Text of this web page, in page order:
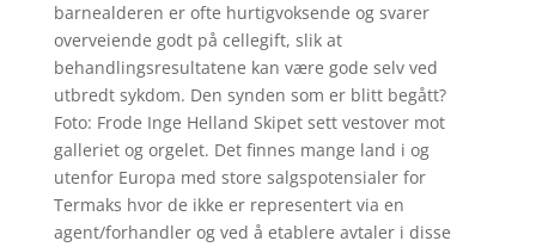
barnealderen er ofte hurtigvoksende og svarer
overveiende godt på cellegift, slik at
behandlingsresultatene kan være gode selv ved
utbredt sykdom. Den synden som er blitt begått?
Foto: Frode Inge Helland Skipet sett vestover mot
galleriet og orgelet. Det finnes mange land i og
utenfor Europa med store salgspotensialer for
Termaks hvor de ikke er representert via en
agent/forhandler og ved å etablere avtaler i disse